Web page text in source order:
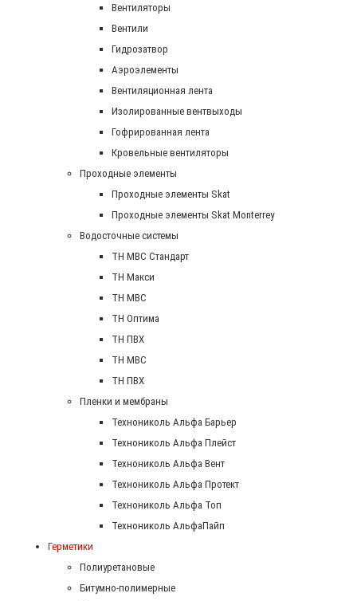
Вентиляторы
Вентили
Гидрозатвор
Аэроэлементы
Вентиляционная лента
Изолированные вентвыходы
Гофрированная лента
Кровельные вентиляторы
Проходные элементы
Проходные элементы Skat
Проходные элементы Skat Monterrey
Водосточные системы
TH MBC Стандарт
TH Макси
TH МВС
TH Оптима
TH ПВХ
ТН МВС
ТН ПВХ
Пленки и мембраны
Технониколь Альфа Барьер
Технониколь Альфа Плейст
Технониколь Альфа Вент
Технониколь Альфа Протект
Технониколь Альфа Топ
Технониколь АльфаПайп
Герметики
Полиуретановые
Битумно-полимерные